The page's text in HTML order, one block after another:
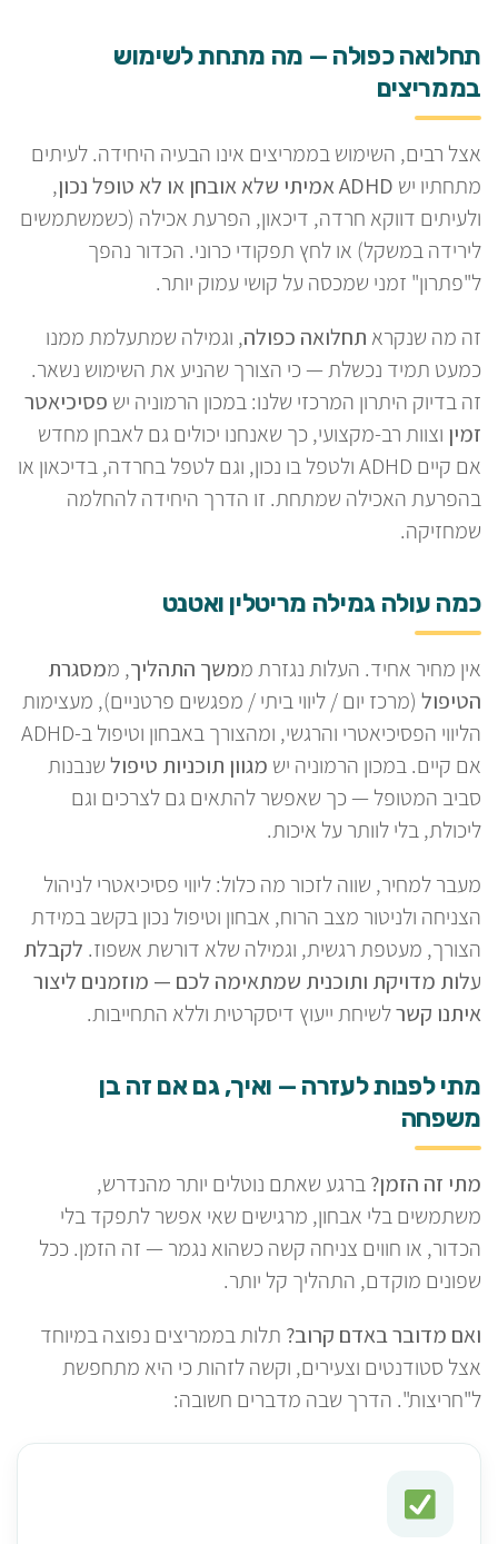
תחלואה כפולה — מה מתחת לשימוש
בממריצים
אצל רבים, השימוש בממריצים אינו הבעיה היחידה. לעיתים
מתחתיו יש ADHD אמיתי שלא אובחן או לא טופל נכון
,
ולעיתים דווקא חרדה, דיכאון, הפרעת אכילה (כשמשתמשים
לירידה במשקל) או לחץ תפקודי כרוני. הכדור נהפך
ל"פתרון" זמני שמכסה על קושי עמוק יותר.
זה מה שנקרא תחלואה כפולה, וגמילה שמתעלמת ממנו
כמעט תמיד נכשלת — כי הצורך שהניע את השימוש נשאר.
זה בדיוק היתרון המרכזי שלנו: במכון הרמוניה יש פסיכיאטר
זמין וצוות רב-מקצועי, כך שאנחנו יכולים גם לאבחן מחדש
אם קיים ADHD ולטפל בו נכון, וגם לטפל בחרדה, בדיכאון או
בהפרעת האכילה שמתחת. זו הדרך היחידה להחלמה
שמחזיקה.
כמה עולה גמילה מריטלין ואטנט
אין מחיר אחיד. העלות נגזרת ממשך התהליך, ממסגרת
הטיפול (מרכז יום / ליווי ביתי / מפגשים פרטניים), מעצימות
הליווי הפסיכיאטרי והרגשי, ומהצורך באבחון וטיפול ב-ADHD
אם קיים. במכון הרמוניה יש מגוון תוכניות טיפולשנבנות
סביב המטופל — כך שאפשר להתאים גם לצרכים וגם
ליכולת, בלי לוותר על איכות.
מעבר למחיר, שווה לזכור מה כלול: ליווי פסיכיאטרי לניהול
הצניחה ולניטור מצב הרוח, אבחון וטיפול נכון בקשב במידת
הצורך, מעטפת רגשית, וגמילה שלא דורשת אשפוז. לקבלת
עלות מדויקת ותוכנית שמתאימה לכם — מוזמנים ליצור
איתנו קשרלשיחת ייעוץ דיסקרטית וללא התחייבות.
מתי לפנות לעזרה — ואיך, גם אם זה בן
משפחה
מתי זה הזמן?ברגע שאתם נוטלים יותר מהנדרש,
משתמשים בלי אבחון, מרגישים שאי אפשר לתפקד בלי
הכדור, או חווים צניחה קשה כשהוא נגמר — זה הזמן. ככל
שפונים מוקדם, התהליך קל יותר.
ואם מדובר באדם קרוב? תלות בממריצים נפוצה במיוחד
אצל סטודנטים וצעירים, וקשה לזהות כי היא מתחפשת
ל"חריצות". הדרך שבה מדברים חשובה: